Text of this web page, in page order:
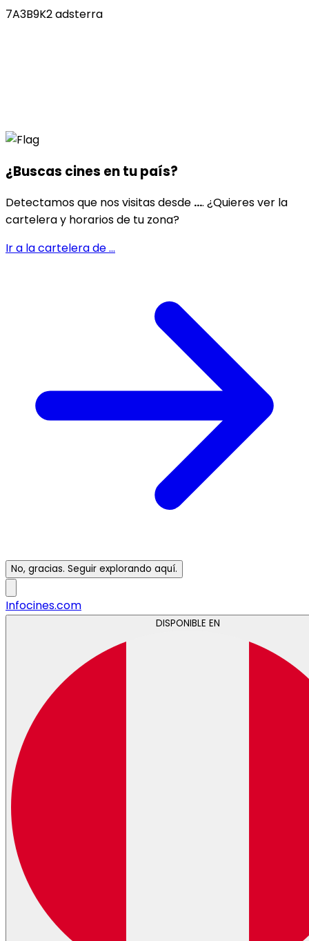
7A3B9K2 adsterra
¿Buscas cines entu país?
Detectamos que nos visitas desde .... ¿Quieres ver la
cartelera y horarios de tu zona?
Ir a la cartelera de...
No, gracias. Seguir explorando aquí.
Infocines.com
DISPONIBLE EN